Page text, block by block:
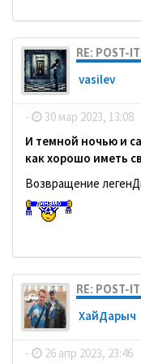
RE:
vasilev
- 30 мар 2023, 13:08
И темной ночью и
как хорошо иметь
Возвращение
RE:
ХайДарыч
- 26 апр 2023, 23:46